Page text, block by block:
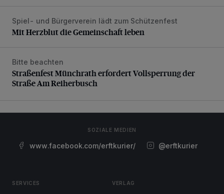
Mit Herzblut die Gemeinschaft leben
Spiel- und Bürgerverein lädt zum Schützenfest
Mit Herzblut die Gemeinschaft leben
Straßenfest Münchrath erfordert Vollsperrung der Straße
Bitte beachten
Straßenfest Münchrath erfordert Vollsperrung der
Straße Am Reiherbusch
SOZIALE MEDIEN
www.facebook.com/erftkurier/ @erftkurier
SERVICES VERLAG